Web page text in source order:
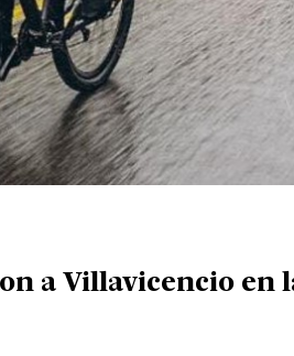
a Villavicencio en